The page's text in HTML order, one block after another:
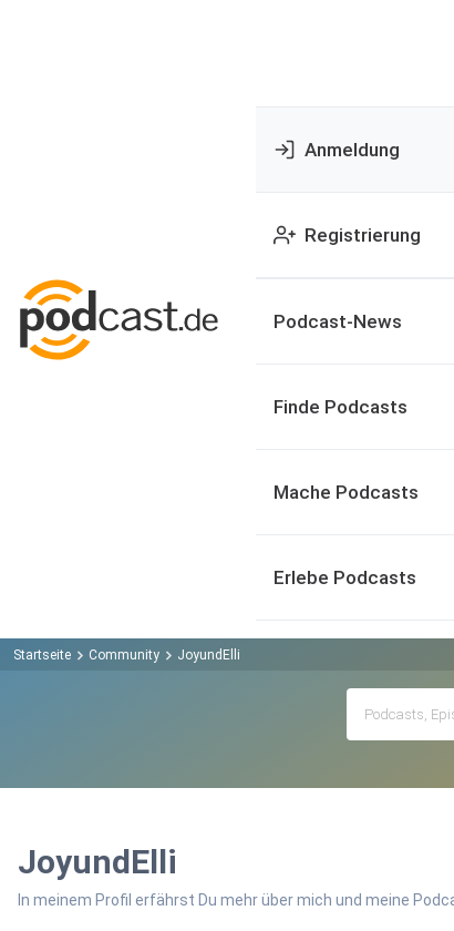
Anmeldung
Registrierung
Podcast-News
Finde Podcasts
Mache Podcasts
Erlebe Podcasts
Startseite Community JoyundElli
JoyundElli
In meinem Profil erfährst Du mehr über mich und meine